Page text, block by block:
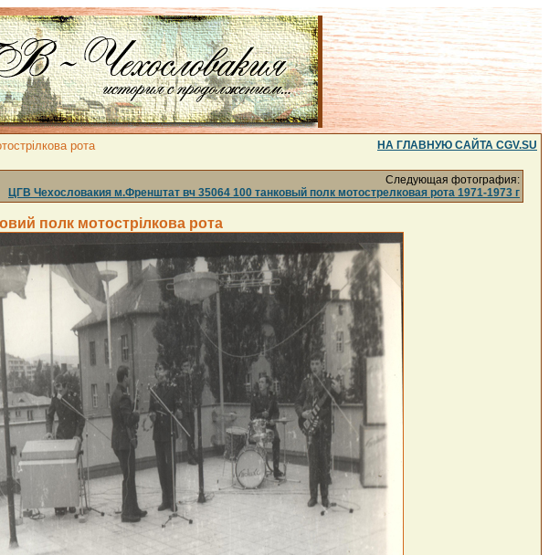
рота НА ГЛАВНУЮ САЙТА CGV.SU
Следующая фотография:
ЦГВ Чехословакия м.Френштат вч 35064 100 танковый полк мотострелковая рота 1971-1973 г
полк мотострілкова рота